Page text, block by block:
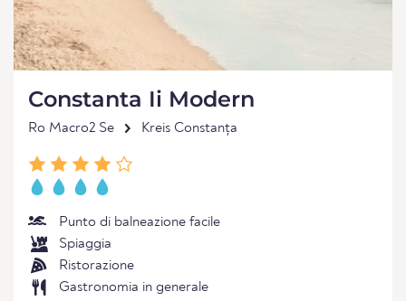
Constanta Ii Modern
Ro Macro2 Se Kreis Constanța
Punto di balneazione facile
Spiaggia
Ristorazione
Gastronomia in generale